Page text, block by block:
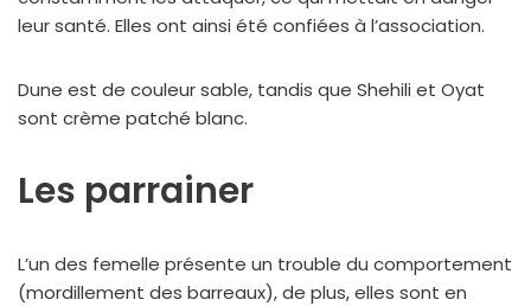
leur santé. Elles ont ainsi été confiées à l’association.
Dune est de couleur sable, tandis que Shehili et Oyat
sont crème patché blanc.
Les parrainer
L’un des femelle présente un trouble du comportement
(mordillement des barreaux), de plus, elles sont en